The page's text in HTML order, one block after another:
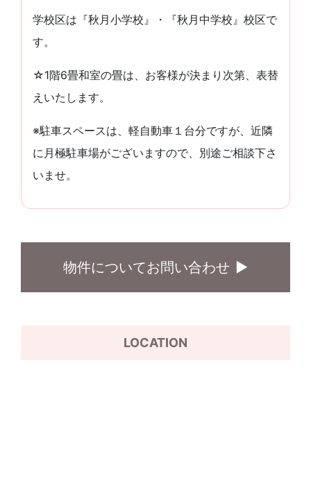
学校区は『秋月小学校』・『秋月中学校』校区で
す。
☆1階6畳和室の畳は、お客様が決まり次第、表替
えいたします。
※駐車スペースは、軽自動車１台分ですが、近隣
に月極駐車場がございますので、別途ご相談下さ
いませ。
物件についてお問い合わせ
LOCATION